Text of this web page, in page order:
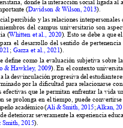
donde la interacción social ligada al
().
percibido y las relaciones interpersonales
del campus universitario son
(). Esto se debe a que
el desarrollo del sentido de
; ).
   
 
la desvinculación progresiva del estudiante
   
   
académico (; Alkan,

).